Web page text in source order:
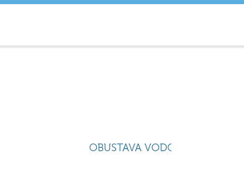
OBUSTAVA